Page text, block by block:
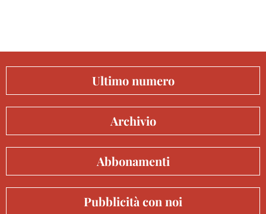
Ultimo numero
Archivio
Abbonamenti
Pubblicità con noi